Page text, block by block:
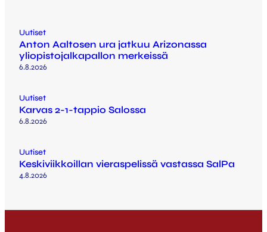
Uutiset
Anton Aaltosen ura jatkuu Arizonassa
yliopistojalkapallon merkeissä
6.8.2026
Uutiset
Karvas 2-1-tappio Salossa
6.8.2026
Uutiset
Keskiviikkoillan vieraspelissä vastassa SalPa
4.8.2026